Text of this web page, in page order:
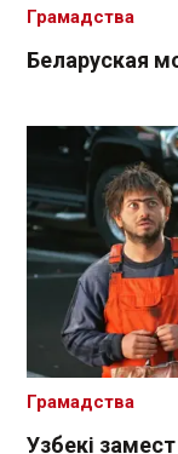
Беларуская
Грамадства
Узбекі
Грамадства